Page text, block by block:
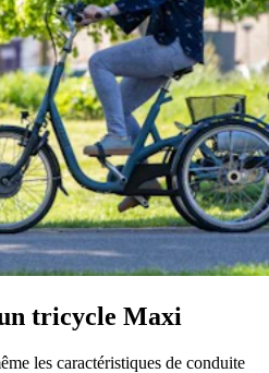
tricycle Maxi
les caractéristiques de conduite